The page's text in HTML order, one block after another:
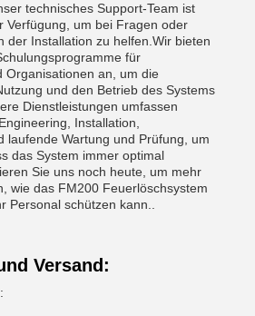
technisches Support-Team ist
Verfügung, um bei Fragen oder
der Installation zu helfen.Wir bieten
für
Organisationen an, um die
und den Betrieb des Systems
Dienstleistungen umfassen
Installation,
laufende Wartung und Prüfung, um
das System immer optimal
Sie uns noch heute, um mehr
wie das FM200 Feuerlöschsystem
Personal schützen kann..
Versand: